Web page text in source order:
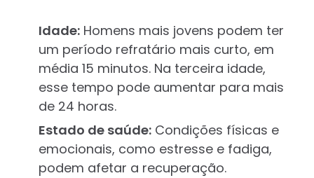
Idade: Homens mais jovens podem ter
um período refratário mais curto, em
média 15 minutos. Na terceira idade,
esse tempo pode aumentar para mais
de 24 horas.
Estado de saúde: Condições físicas e
emocionais, como estresse e fadiga,
podem afetar a recuperação.